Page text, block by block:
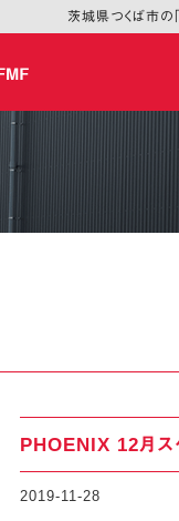
茨城県つくば市の
PHOENIX 12月ス
2019-11-28